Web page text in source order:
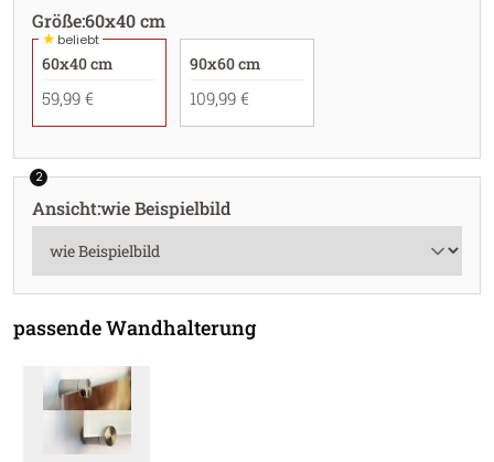
Größe:60x40 cm
★beliebt
60x40 cm
59,99 €
90x60 cm
109,99 €
2
Ansicht:wie Beispielbild
passende Wandhalterung